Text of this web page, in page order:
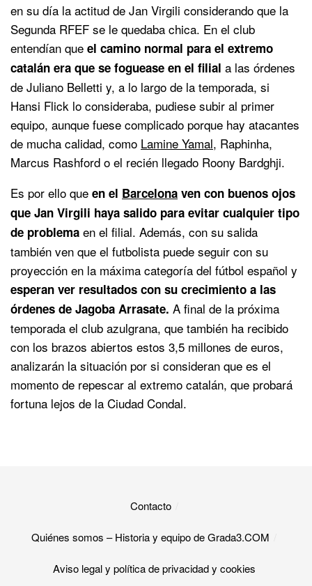
en su día la actitud de Jan Virgili considerando que la
Segunda RFEF se le quedaba chica. En el club
entendían que el camino normal para el extremo
catalán era que se foguease en el filial a las órdenes
de Juliano Belletti y, a lo largo de la temporada, si
Hansi Flick lo consideraba, pudiese subir al primer
equipo, aunque fuese complicado porque hay atacantes
de mucha calidad, como Lamine Yamal, Raphinha,
Marcus Rashford o el recién llegado Roony Bardghji.
Es por ello que en el Barcelona ven con buenos ojos
que Jan Virgili haya salido para evitar cualquier tipo
de problema en el filial. Además, con su salida
también ven que el futbolista puede seguir con su
proyección en la máxima categoría del fútbol español y
esperan ver resultados con su crecimiento a las
órdenes de Jagoba Arrasate. A final de la próxima
temporada el club azulgrana, que también ha recibido
con los brazos abiertos estos 3,5 millones de euros,
analizarán la situación por si consideran que es el
momento de repescar al extremo catalán, que probará
fortuna lejos de la Ciudad Condal.
Contacto
Quiénes somos – Historia y equipo de Grada3.COM
Aviso legal y política de privacidad y cookies​